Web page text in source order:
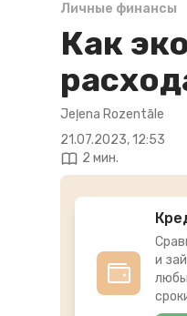
Личные финансы
Как
Jeļena Rozentāle
21.07.2023, 12:53
2 мин.
и